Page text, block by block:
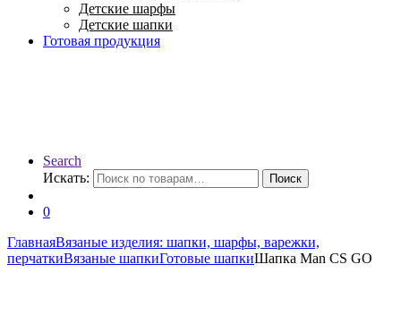
Детские шарфы
Детские шапки
Готовая продукция
Search
Искать:
Поиск
0
ГлавнаяВязаные изделия: шапки, шарфы, варежки,
перчаткиВязаные шапкиГотовые шапкиШапка Man CS GO